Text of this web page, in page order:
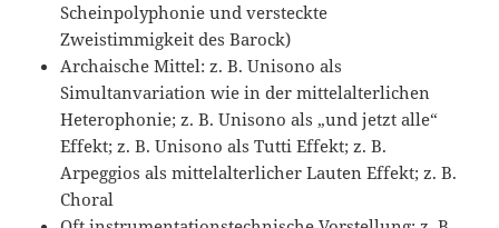
Scheinpolyphonie und versteckte
Zweistimmigkeit des Barock)
Archaische Mittel: z. B. Unisono als
Simultanvariation wie in der mittelalterlichen
Heterophonie; z. B. Unisono als „und jetzt alle“
Effekt; z. B. Unisono als Tutti Effekt; z. B.
Arpeggios als mittelalterlicher Lauten Effekt; z. B.
Choral